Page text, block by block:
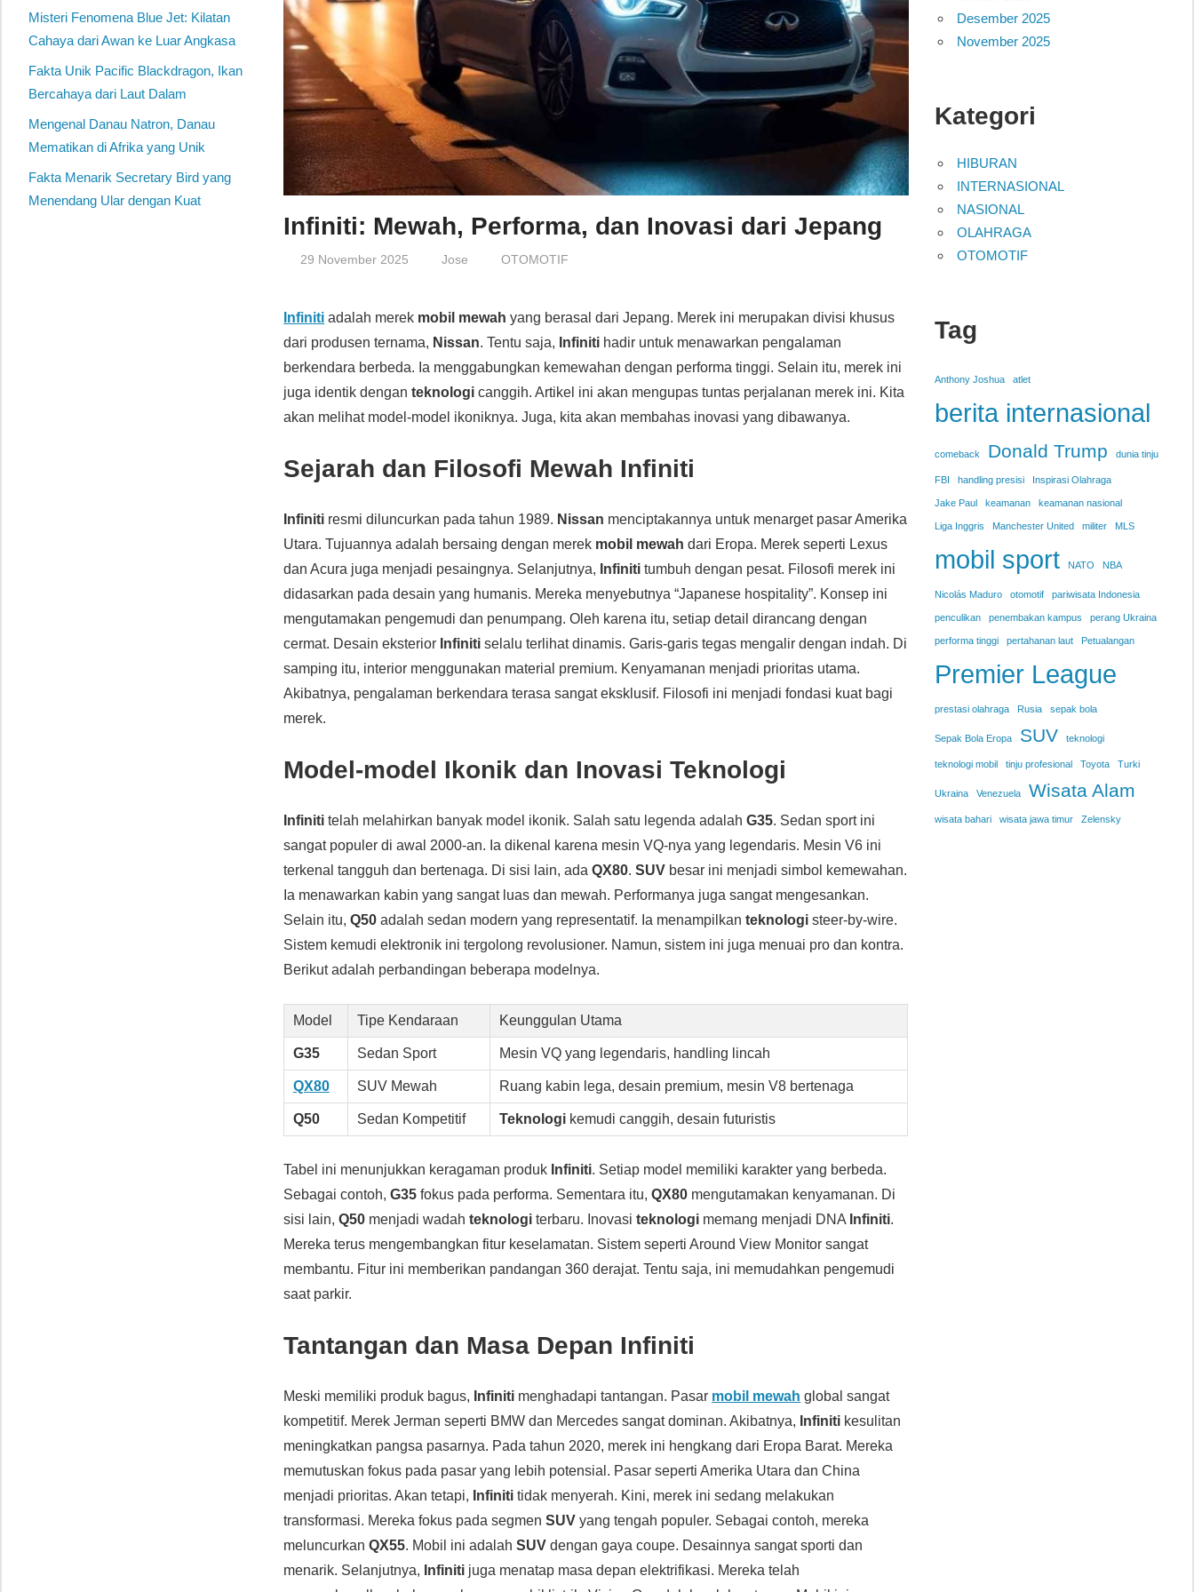
Infiniti: Mewah, Performa, dan Inovasi dari Jepang
29 November 2025 Jose OTOMOTIF
Infiniti adalah merek mobil mewah yang berasal dari Jepang. Merek ini merupakan divisi khusus
dari produsen ternama, Nissan. Tentu saja, Infiniti hadir untuk menawarkan pengalaman
berkendara berbeda. Ia menggabungkan kemewahan dengan performa tinggi. Selain itu, merek ini
juga identik denganteknologi canggih. Artikel ini akan mengupas tuntas perjalanan merek ini. Kita
akan melihat model-model ikoniknya. Juga, kita akan membahas inovasi yang dibawanya.
Sejarah dan Filosofi Mewah Infiniti
Infiniti resmi diluncurkan pada tahun 1989. Nissan menciptakannya untuk menarget pasar Amerika
Utara. Tujuannya adalah bersaing dengan merek mobil mewah dari Eropa. Merek seperti Lexus
dan Acura juga menjadi pesaingnya. Selanjutnya, Infiniti tumbuh dengan pesat. Filosofi merek ini
didasarkan pada desain yang humanis. Mereka menyebutnya “Japanese hospitality”. Konsep ini
mengutamakan pengemudi dan penumpang. Oleh karena itu, setiap detail dirancang dengan
cermat. Desain eksterior Infiniti selalu terlihat dinamis. Garis-garis tegas mengalir dengan indah. Di
samping itu, interior menggunakan material premium. Kenyamanan menjadi prioritas utama.
Akibatnya, pengalaman berkendara terasa sangat eksklusif. Filosofi ini menjadi fondasi kuat bagi
merek.
Model-model Ikonik dan Inovasi Teknologi
Infiniti telah melahirkan banyak model ikonik. Salah satu legenda adalahG35. Sedan sport ini
sangat populer di awal 2000-an. Ia dikenal karena mesin VQ-nya yang legendaris. Mesin V6 ini
terkenal tangguh dan bertenaga. Di sisi lain, adaQX80.SUV besar ini menjadi simbol kemewahan.
Ia menawarkan kabin yang sangat luas dan mewah. Performanya juga sangat mengesankan.
Selain itu,Q50 adalah sedan modern yang representatif. Ia menampilkanteknologi steer-by-wire.
Sistem kemudi elektronik ini tergolong revolusioner. Namun, sistem ini juga menuai pro dan kontra.
Berikut adalah perbandingan beberapa modelnya.
Model Tipe Kendaraan Keunggulan Utama
G35 Sedan Sport Mesin VQ yang legendaris, handling lincah
QX80 SUV Mewah Ruang kabin lega, desain premium, mesin V8 bertenaga
Q50 Sedan Kompetitif Teknologikemudi canggih, desain futuristis
Tabel ini menunjukkan keragaman produk Infiniti. Setiap model memiliki karakter yang berbeda.
Sebagai contoh,G35 fokus pada performa. Sementara itu,QX80 mengutamakan kenyamanan. Di
sisi lain,Q50 menjadi wadahteknologi terbaru. Inovasiteknologi memang menjadi DNA Infiniti.
Mereka terus mengembangkan fitur keselamatan. Sistem seperti Around View Monitor sangat
membantu. Fitur ini memberikan pandangan 360 derajat. Tentu saja, ini memudahkan pengemudi
saat parkir.
Tantangan dan Masa Depan Infiniti
Meski memiliki produk bagus, Infiniti menghadapi tantangan. Pasar mobil mewah global sangat
kompetitif. Merek Jerman seperti BMW dan Mercedes sangat dominan. Akibatnya, Infiniti kesulitan
meningkatkan pangsa pasarnya. Pada tahun 2020, merek ini hengkang dari Eropa Barat. Mereka
memutuskan fokus pada pasar yang lebih potensial. Pasar seperti Amerika Utara dan China
menjadi prioritas. Akan tetapi, Infiniti tidak menyerah. Kini, merek ini sedang melakukan
transformasi. Mereka fokus pada segmenSUV yang tengah populer. Sebagai contoh, mereka
meluncurkanQX55. Mobil ini adalahSUV dengan gaya coupe. Desainnya sangat sporti dan
menarik. Selanjutnya, Infiniti juga menatap masa depan elektrifikasi. Mereka telah
Misteri Fenomena Blue Jet: Kilatan
Cahaya dari Awan ke Luar Angkasa
Fakta Unik Pacific Blackdragon, Ikan
Bercahaya dari Laut Dalam
Mengenal Danau Natron, Danau
Mematikan di Afrika yang Unik
Fakta Menarik Secretary Bird yang
Menendang Ular dengan Kuat
Desember 2025
November 2025
Kategori
HIBURAN
INTERNASIONAL
NASIONAL
OLAHRAGA
OTOMOTIF
Tag
Anthony Joshua atlet
berita internasional
comeback Donald Trump dunia tinju
FBI handling presisi Inspirasi Olahraga
Jake Paul keamanan keamanan nasional
Liga Inggris Manchester United militer MLS
mobil sport NATO NBA
Nicolás Maduro otomotif pariwisata Indonesia
penculikan penembakan kampus perang Ukraina
performa tinggi pertahanan laut Petualangan
Premier League
prestasi olahraga Rusia sepak bola
Sepak Bola Eropa SUV teknologi
teknologi mobil tinju profesional Toyota Turki
Ukraina Venezuela Wisata Alam
wisata bahari wisata jawa timur Zelensky